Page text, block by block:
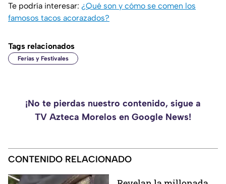
Te podría interesar: ¿Qué son y cómo se comen los
famosos tacos acorazados?
Tags relacionados
Ferias y Festivales
¡No te pierdas nuestro contenido, sigue a
TV Azteca Morelos en Google News!
CONTENIDO RELACIONADO